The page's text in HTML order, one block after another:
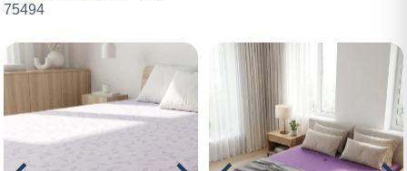
75494